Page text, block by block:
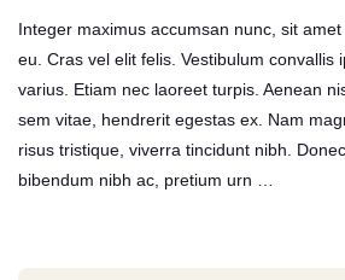
Integer maximus accumsan nunc, sit
eu. Cras vel elit felis. Vestibulum convallis
varius. Etiam nec laoreet turpis. Aenean
sem vitae, hendrerit egestas ex. Nam
risus tristique, viverra tincidunt nibh.
bibendum nibh ac, pretium urn …